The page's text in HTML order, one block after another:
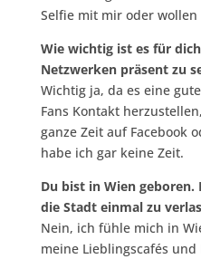
Selfie mit mir oder
Wie wichtig ist es für
Netzwerken präsent zu
Wichtig ja, da es eine
Fans Kontakt
ganze Zeit auf Facebook
habe ich gar keine Zeit.
Du bist in Wien
die Stadt einmal zu
Nein, ich fühle mich in
meine Lieblingscafés